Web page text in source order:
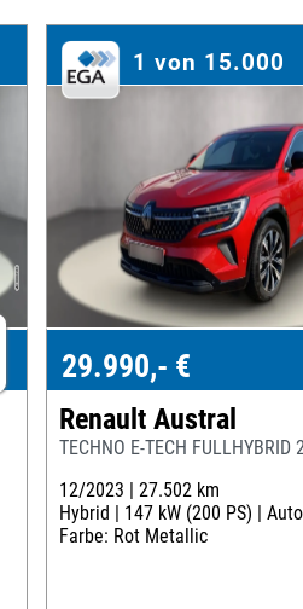
1 von 15.000
29.990,- €
Renault Austral
TECHNO E-TECH FULLHYBRID
12/2023 | 27.502 km
Hybrid | 147 kW (200 PS) |
Farbe: Rot Metallic